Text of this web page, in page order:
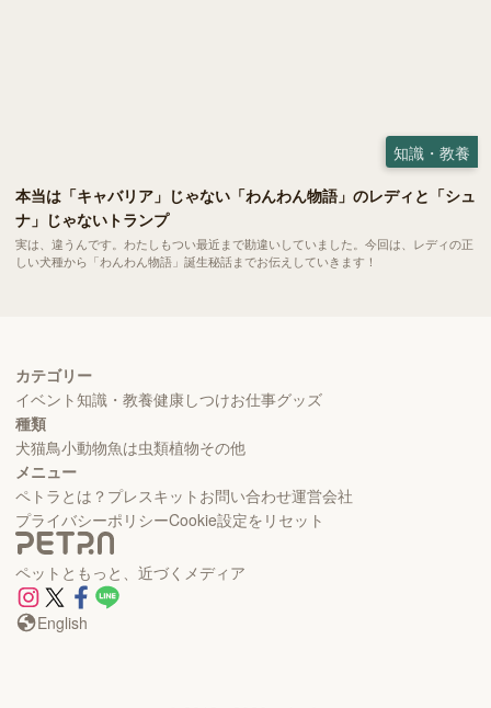
知識・教養
本当は「キャバリア」じゃない「わんわん物語」のレディと「シュ
ナ」じゃないトランプ
実は、違うんです。わたしもつい最近まで勘違いしていました。今回は、レディの正
しい犬種から「わんわん物語」誕生秘話までお伝えしていきます！
カテゴリー
イベント知識・教養健康しつけお仕事グッズ
種類
犬猫鳥小動物魚は虫類植物その他
メニュー
ペトラとは？ プレスキット お問い合わせ運営会社
プライバシーポリシーCookie設定をリセット
ペットともっと、近づくメディア
English